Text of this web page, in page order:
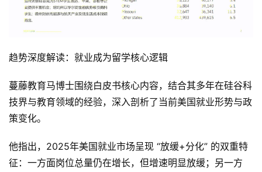
趋势深度解读：就业成为留学核心逻辑
蔓藤教育马博士围绕白皮书核心内容，结合其多年在硅谷科
技界与教育领域的经验，深入剖析了当前美国就业形势与政
策变化。
他指出，2025年美国就业市场呈现 “放缓+分化” 的双重特
征：一方面岗位总量仍在增长，但增速明显放缓；另一方